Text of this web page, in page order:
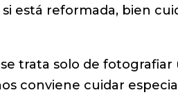
está reformada, bien
trata solo de fotografiar
conviene cuidar